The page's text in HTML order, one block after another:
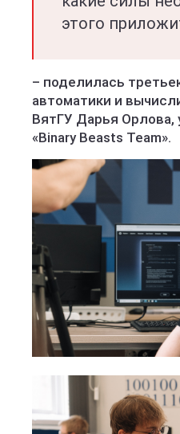
этого
– поделилась
автоматики и
ВятГУ Дарья Орлова,
«Binary Beasts Team».